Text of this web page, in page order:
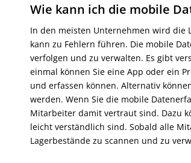
Wie kann ich die mobile
In den meisten Unternehmen wird die
kann zu Fehlern führen. Die mobile
verfolgen und zu verwalten. Es gibt
einmal können Sie eine App oder ein
und erfassen können. Alternativ
werden. Wenn Sie die mobile
Mitarbeiter damit vertraut sind. Dazu
leicht verständlich sind. Sobald alle
Lagerbestände zu scannen und zu